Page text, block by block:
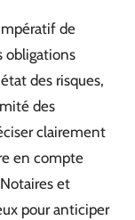
de
obligations
des risques,
des
clairement
en compte
et
pour anticiper